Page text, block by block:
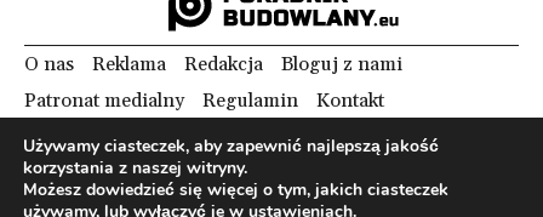
O nas Reklama Redakcja
Bloguj z nami
Patronat medialny
Regulamin Kontakt
Copyright 2012 Biznes i Styl. Wszystkie prawa zastrzeżone.
Polityka prywatności
Polityka cookies
Używamy ciasteczek, aby zapewnić najlepszą jakość
korzystania z naszej witryny.
Możesz dowiedzieć się więcej o tym, jakich ciasteczek
używamy, lub wyłączyć je w ustawieniach.